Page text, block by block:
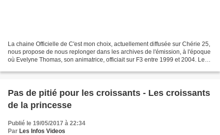
La chaine Officielle de C'est mon choix, actuellement diffusée sur Chérie 25,
nous propose de nous replonger dans les archives de l'émission, à l'époque
où Evelyne Thomas, son animatrice, officiait sur F3 entre 1999 et 2004. Le
Pas de pitié pour les croissants - Les croissants
de la princesse
Publié le 19/05/2017 à 22:34
Par Les Infos Videos